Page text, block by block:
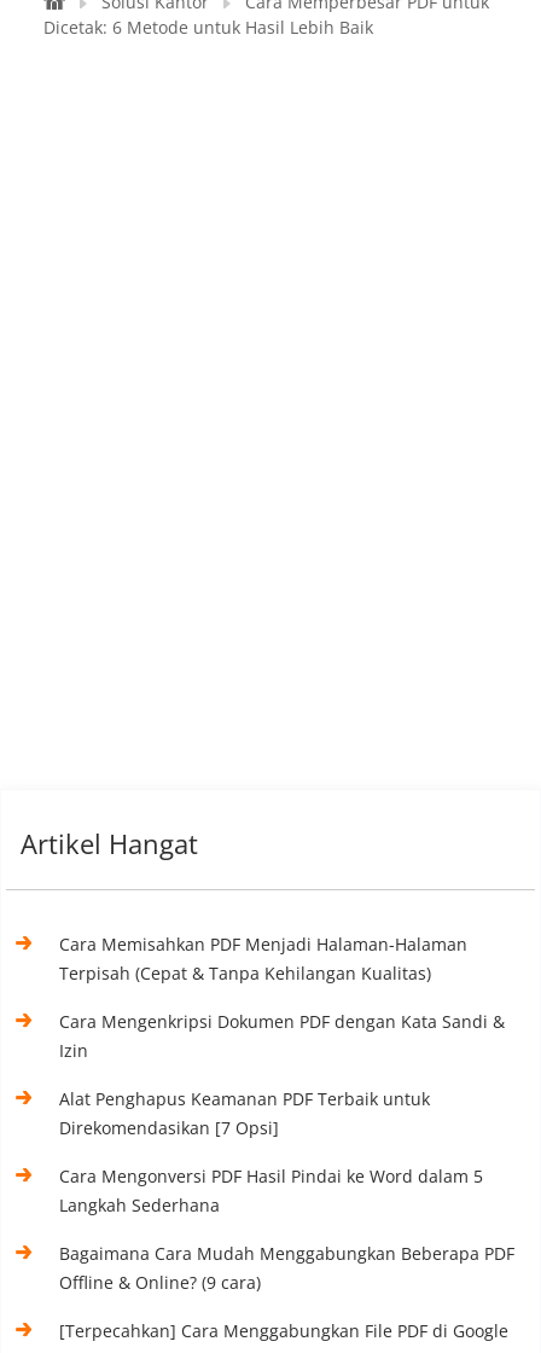
Dicetak: 6 Metode untuk Hasil Lebih Baik
Artikel Hangat
Cara Memisahkan PDF Menjadi Halaman-Halaman
Terpisah (Cepat & Tanpa Kehilangan Kualitas)
Cara Mengenkripsi Dokumen PDF dengan Kata Sandi &
Izin
Alat Penghapus Keamanan PDF Terbaik untuk
Direkomendasikan [7 Opsi]
Cara Mengonversi PDF Hasil Pindai ke Word dalam 5
Langkah Sederhana
Bagaimana Cara Mudah Menggabungkan Beberapa PDF
Offline & Online? (9 cara)
[Terpecahkan] Cara Menggabungkan File PDF di Google